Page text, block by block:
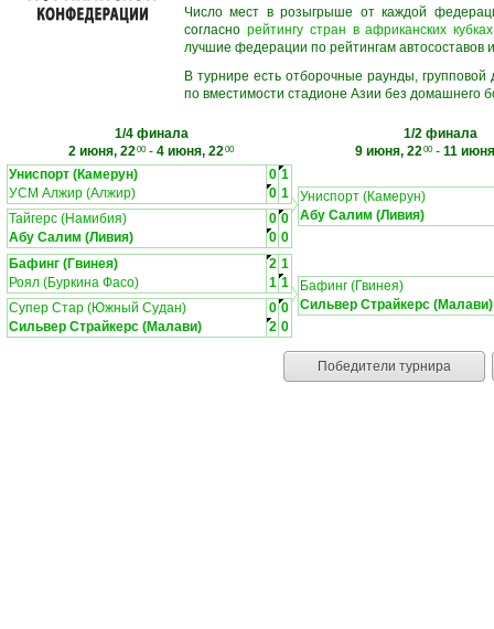
Число мест в розыгрыше от каждой
согласно рейтингу стран в африканских кубках
лучшие федерации по рейтингам автосоставов
В турнире есть отборочные раунды,
по вместимости стадионе Азии без домашнего
1/4 финала
2 июня, 2200- 4 июня, 2200
1/2 финала
9 июня, 2200- 11
Униспорт (Камерун)
0 1
УСМ Алжир (Алжир)
0 1
Тайгерс (Намибия)
0 0
Абу Салим (Ливия)
0 0
Униспорт (Камерун)
Абу Салим (Ливия)
Бафинг (Гвинея) 2 1
Роял (Буркина Фасо)
1 1
Супер Стар (Южный Судан)
0 0
Сильвер Страйкерс (Малави)
2 0
Бафинг (Гвинея)
Сильвер Страйкерс (Малави)
Победители турнира